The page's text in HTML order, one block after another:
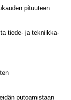
pituuteen
tiede- ja tekniikka-
putoamistaan